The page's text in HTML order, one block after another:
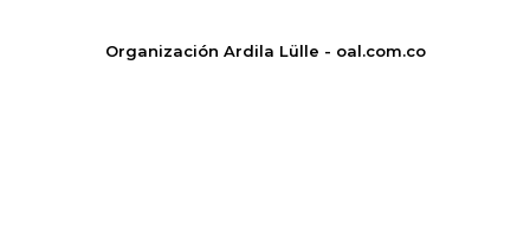
Organización Ardila Lülle - oal.com.co